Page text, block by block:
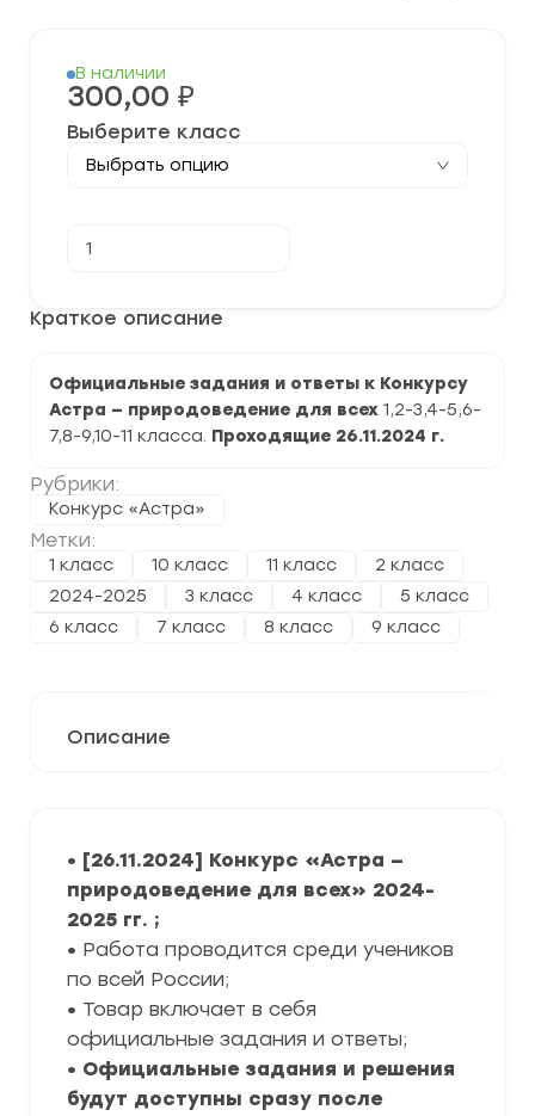
Краткое описание
Официальные задания и ответы к Конкурсу
Астра — природоведение для всех 1,2-3,4-5,6-
7,8-9,10-11 класса. Проходящие 26.11.2024 г.
Рубрики:
Конкурс «Астра»
Метки:
1 класс 10 класс 11 класс
2 класс
2024-2025
3 класс 4 класс
5 класс
6 класс
7 класс 8 класс 9 класс
В наличии
300,00 ₽
Выберите класс
товара
"Астра -
природоведение для всех"
гг.
задания
и
ответы
Описание
• [26.11.2024] Конкурс «Астра —
природоведение для всех» 2024-
2025 гг. ;
• Работа проводится среди учеников
по всей России;
• Товар включает в себя
официальные задания и ответы;
• Официальные задания и решения
будут доступны сразу после